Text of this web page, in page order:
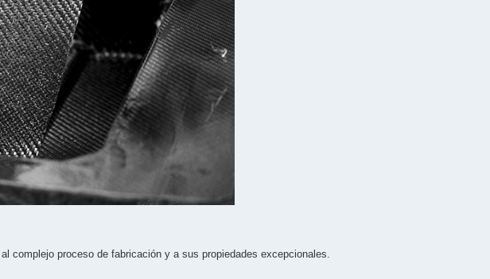
proceso de fabricación y a sus propiedades excepcionales.